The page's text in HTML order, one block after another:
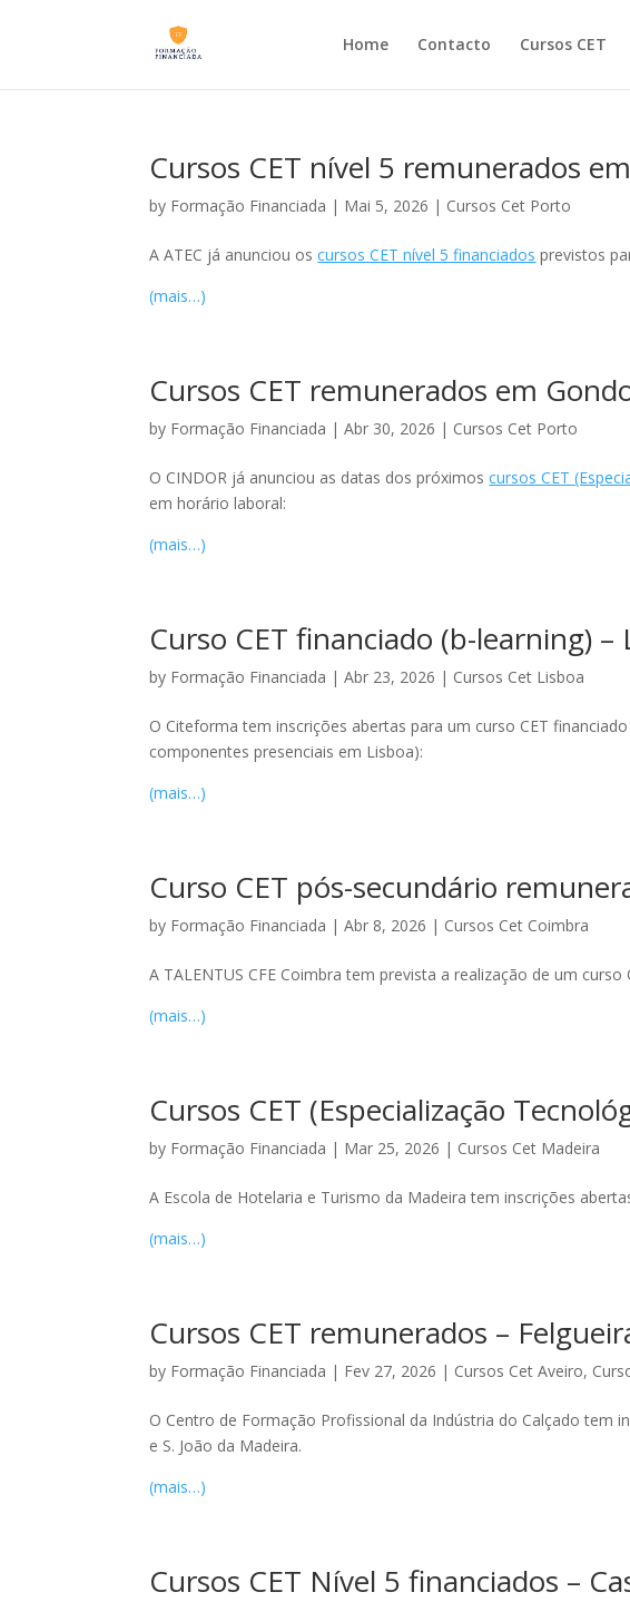
Home Contacto Cursos CET
Cursos CET nível 5 remunerados
by Formação Financiada | Mai 5, 2026 | Cursos Cet Porto
A ATEC já anunciou oscursos CET nível 5 financiados previstos
(mais…)
Cursos CET remunerados em
by Formação Financiada |Abr 30, 2026 | Cursos Cet Porto
O CINDOR já anunciou as datas dos próximoscursos CET
em horário laboral:
(mais…)
Curso CET financiado (b-learning) –
by Formação Financiada |Abr 23, 2026 | Cursos Cet Lisboa
O Citeforma tem inscrições abertas para um curso CET
componentes presenciais em Lisboa):
(mais…)
Curso CET pós-secundário
by Formação Financiada |Abr 8, 2026 | Cursos Cet Coimbra
A TALENTUS CFE Coimbra tem prevista a realização de um curso
(mais…)
Cursos CET (Especialização
by Formação Financiada | Mar 25, 2026 | Cursos Cet Madeira
A Escola de Hotelaria e Turismo da Madeira tem inscrições
(mais…)
Cursos CET remunerados –
by Formação Financiada | Fev 27, 2026 | Cursos Cet Aveiro,
O Centro de Formação Profissional da Indústria do Calçado tem
e S. João da Madeira.
(mais…)
Cursos CET Nível 5 financiados –